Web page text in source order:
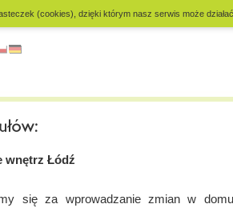
(cookies), dzięki którym nasz serwis może
wnętrz Łódź
się za wprowadzanie zmian w